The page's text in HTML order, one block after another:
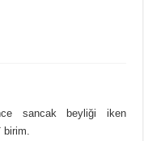
sancak beyliği iken